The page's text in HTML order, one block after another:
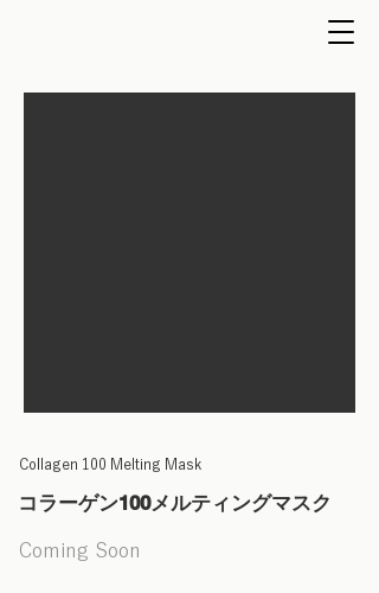
Collagen 100 Melting Mask
コラーゲン100メルティングマスク
Coming Soon